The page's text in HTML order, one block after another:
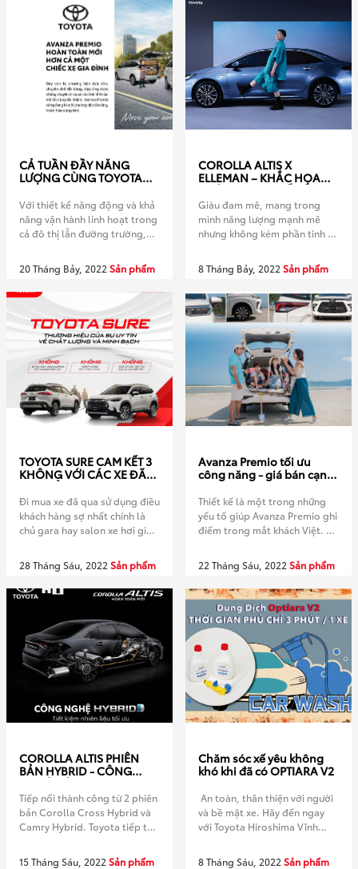
cao tần COEX. Những Lá phiếu
may mắn khi bốc sẽ được
cọc, mua xe trong tháng 7
Thời gian: 9h00 ngày
10/08/2022 TOYOTA
HIROSHIMA VĨNH […]
CẢ TUẦN ĐẦY NĂNG
LƯỢNG CÙNG TOYOTA
Với thiết kế năng động và khả
năng vận hành linh hoạt trong
cả đô thị lẫn đường trường,
tuyệt vời cùng bạn và gia đình
trong cả tuần năng động. Dù
đi làm, đi chơi hay những
chuyến du lịch dài, hành trình
nào cũng là những trải nghiệm
20 Tháng Bảy, 2022 Sản phẩm
COROLLA ALTIS X
ELLEMAN – KHẮC HỌA
DOANH NHÂN TRẺ
Giàu đam mê, mang trong
mình năng lượng mạnh mẽ
nhưng không kém phần tinh tế
khoáng với ngoại hình Thông
thái với Hybrid TOYOTA
HIROSHIMA VĨNH PHÚC Địa
chỉ: Xã Quất Lưu, Huyện Bình
Xuyên, Tỉnh Vĩnh Phúc Hotline:
02113 899 899 Zalo:
https://zalo.me/
Website:
https://toyotavinhphuc.asia/
Youtube: Đăng […]
8 Tháng Bảy, 2022 Sản phẩm
TOYOTA SURE CAM KẾT 3
KHÔNG VỚI CÁC XE ĐÃ
Đi mua xe đã qua sử dụng điều
khách hàng sợ nhất chính là
chủ gara hay salon xe hơi giấu
nếu có và tìm cách mông má
những chiếc xe này để có thể
bán được giá cao nhất trong
khi đẩy mọi rủi ro nghiêm
28 Tháng Sáu, 2022 Sản phẩm
Avanza Premio tối ưu
công năng - giá bán cạnh
Thiết kế là một trong những
yếu tố giúp Avanza Premio ghi
điểm trong mắt khách Việt. Bộ
và Veloz Cross đạt mốc
doanh số bán 2.200 chiếc, sau
5 tuần mở bán tại Việt Nam.
Tổng thể ngoại thất trẻ trung
và bắt mắt hơn so với phiên
bản […]
22 Tháng Sáu, 2022 Sản phẩm
COROLLA ALTIS PHIÊN
BẢN HYBRID - CÔNG
CỦA TƯƠNG LAI
Tiếp nối thành công từ 2 phiên
bản Corolla Cross Hybrid và
Camry Hybrid. Toyota tiếp tục
Hybrid trên phân khúc sedan
15 Tháng Sáu, 2022 Sản phẩm
Chăm sóc xế yêu không
khó khi đã có OPTIARA V2
An toàn, thân thiện với người
và bề mặt xe. Hãy đến ngay
với Toyota Hiroshima Vĩnh
vụ rửa xe mới vô cùng hấp
8 Tháng Sáu, 2022 Sản phẩm